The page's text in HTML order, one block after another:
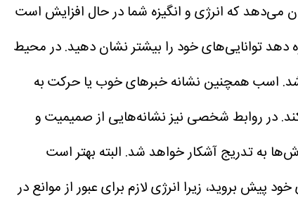
که انرژی و انگیزه شما در حال افزایش است
دهد توانایی‌های خود را بیشتر نشان دهید. در محیط
اسب همچنین نشانه خبرهای خوب یا حرکت به
در روابط شخصی نیز نشانه‌هایی از صمیمیت و
به تدریج آشکار خواهد شد. البته بهتر است
پیش بروید، زیرا انرژی لازم برای عبور از موانع در